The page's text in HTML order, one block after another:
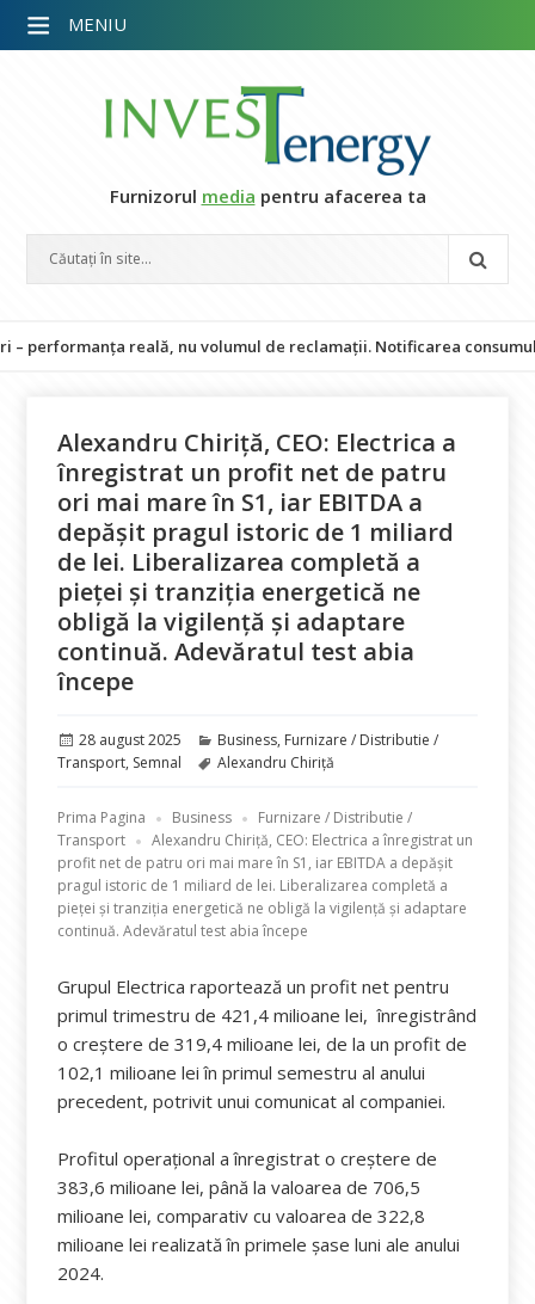
Furnizorul media pentru afacerea ta
reală, nu volumul de reclamații. Notificarea consumului la
Alexandru Chiriță, CEO: Electrica a
înregistrat un profit net de patru
ori mai mare în S1, iar EBITDA a
depășit pragul istoric de 1 miliard
de lei. Liberalizarea completă a
pieței și tranziția energetică ne
obligă la vigilență și adaptare
continuă. Adevăratul test abia
începe
Publicat
pe
28 august 2025 Categorii
Business, Furnizare / Distributie /
Transport, Semnal Etichete
Alexandru Chiriță
Prima Pagina Business
Furnizare / Distributie /
Transport
Alexandru Chiriță, CEO: Electrica a înregistrat un
profit net de patru ori mai mare în S1, iar EBITDA a depășit
pragul istoric de 1 miliard de lei. Liberalizarea completă a
pieței și tranziția energetică ne obligă la vigilență și adaptare
continuă. Adevăratul test abia începe
Grupul Electrica raportează un profit net pentru
primul trimestru de 421,4 milioane lei, înregistrând
o creștere de 319,4 milioane lei, de la un profit de
102,1 milioane lei în primul semestru al anului
precedent, potrivit unui comunicat al companiei.
Profitul operațional a înregistrat o creștere de
383,6 milioane lei, până la valoarea de 706,5
milioane lei, comparativ cu valoarea de 322,8
milioane lei realizată în primele șase luni ale anului
2024.
MENIU